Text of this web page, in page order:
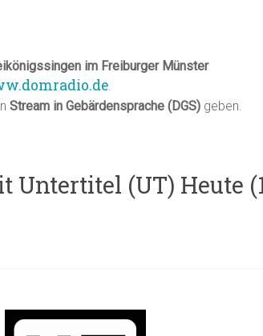
im Freiburger Münster
.
Stream in Gebärdensprache (DGS) geben.
(UT) Heute